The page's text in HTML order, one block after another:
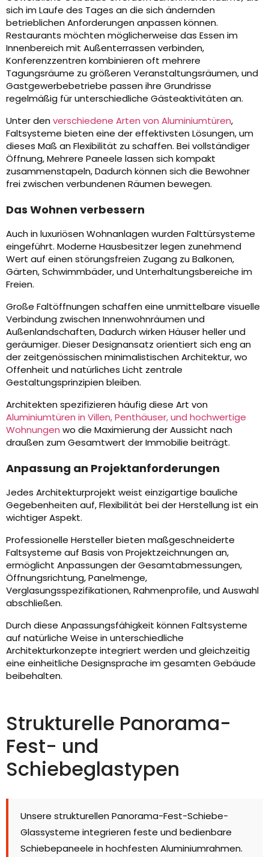
sich im Laufe des Tages an die sich ändernden
betrieblichen Anforderungen anpassen können.
Restaurants möchten möglicherweise das Essen im
Innenbereich mit Außenterrassen verbinden,
Konferenzzentren kombinieren oft mehrere
Tagungsräume zu größeren Veranstaltungsräumen, und
Gastgewerbebetriebe passen ihre Grundrisse
regelmäßig für unterschiedliche Gästeaktivitäten an.
Unter den verschiedene Arten von Aluminiumtüren,
Faltsysteme bieten eine der effektivsten Lösungen, um
dieses Maß an Flexibilität zu schaffen. Bei vollständiger
Öffnung, Mehrere Paneele lassen sich kompakt
zusammenstapeln, Dadurch können sich die Bewohner
frei zwischen verbundenen Räumen bewegen.
Das Wohnen verbessern
Auch in luxuriösen Wohnanlagen wurden Falttürsysteme
eingeführt. Moderne Hausbesitzer legen zunehmend
Wert auf einen störungsfreien Zugang zu Balkonen,
Gärten, Schwimmbäder, und Unterhaltungsbereiche im
Freien.
Große Faltöffnungen schaffen eine unmittelbare visuelle
Verbindung zwischen Innenwohnräumen und
Außenlandschaften, Dadurch wirken Häuser heller und
geräumiger. Dieser Designansatz orientiert sich eng an
der zeitgenössischen minimalistischen Architektur, wo
Offenheit und natürliches Licht zentrale
Gestaltungsprinzipien bleiben.
Architekten spezifizieren häufig diese Art von
Aluminiumtüren in Villen, Penthäuser, und hochwertige
Wohnungen wo die Maximierung der Aussicht nach
draußen zum Gesamtwert der Immobilie beiträgt.
Anpassung an Projektanforderungen
Jedes Architekturprojekt weist einzigartige bauliche
Gegebenheiten auf, Flexibilität bei der Herstellung ist ein
wichtiger Aspekt.
Professionelle Hersteller bieten maßgeschneiderte
Faltsysteme auf Basis von Projektzeichnungen an,
ermöglicht Anpassungen der Gesamtabmessungen,
Öffnungsrichtung, Panelmenge,
Verglasungsspezifikationen, Rahmenprofile, und Auswahl
abschließen.
Durch diese Anpassungsfähigkeit können Faltsysteme
auf natürliche Weise in unterschiedliche
Architekturkonzepte integriert werden und gleichzeitig
eine einheitliche Designsprache im gesamten Gebäude
beibehalten.
Strukturelle Panorama-
Fest- und
Schiebeglastypen
Unsere strukturellen Panorama-Fest-Schiebe-
Glassysteme integrieren feste und bedienbare
Schiebepaneele in hochfesten Aluminiumrahmen.